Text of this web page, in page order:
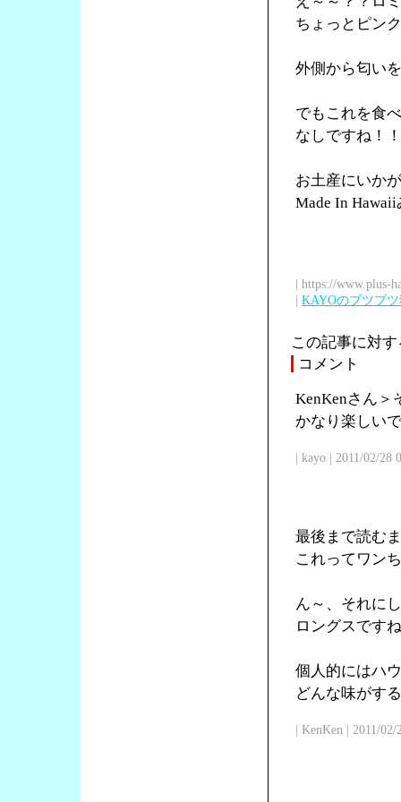
ちょっとピン
外側から匂い
でもこれを食
なしですね！
お土産にいか
Made In
| https://www.plus-
| KAYOのブツブ
この記事に対
コメント
KenKenさん＞
かなり楽しい
| kayo | 2011/02/28
最後まで読む
これってワン
ん～、それに
ロングスです
個人的にはハ
どんな味がす
| KenKen | 2011/